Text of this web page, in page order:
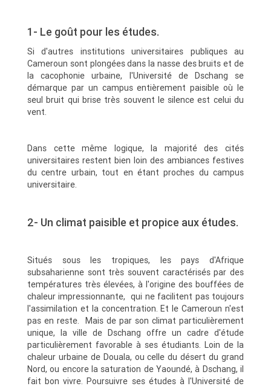
1- Le goût pour les études.
Si d'autres institutions universitaires publiques au
Cameroun sont plongées dans la nasse des bruits et de
la cacophonie urbaine, l'Université de Dschang se
démarque par un campus entièrement paisible où le
seul bruit qui brise très souvent le silence est celui du
vent.
Dans cette même logique, la majorité des cités
universitaires restent bien loin des ambiances festives
du centre urbain, tout en étant proches du campus
universitaire.
2- Un climat paisible et propice aux études.
Situés sous les tropiques, les pays d'Afrique
subsaharienne sont très souvent caractérisés par des
températures très élevées, à l'origine des bouffées de
chaleur impressionnante, qui ne facilitent pas toujours
l'assimilation et la concentration. Et le Cameroun n'est
pas en reste. Mais de par son climat particulièrement
unique, la ville de Dschang offre un cadre d'étude
particulièrement favorable à ses étudiants. Loin de la
chaleur urbaine de Douala, ou celle du désert du grand
Nord, ou encore la saturation de Yaoundé, à Dschang, il
fait bon vivre. Poursuivre ses études à l'Université de